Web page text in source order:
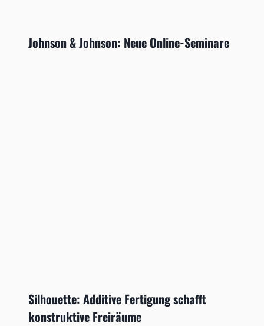
Johnson & Johnson: Neue Online-Seminare
Silhouette: Additive Fertigung schafft
konstruktive Freiräume